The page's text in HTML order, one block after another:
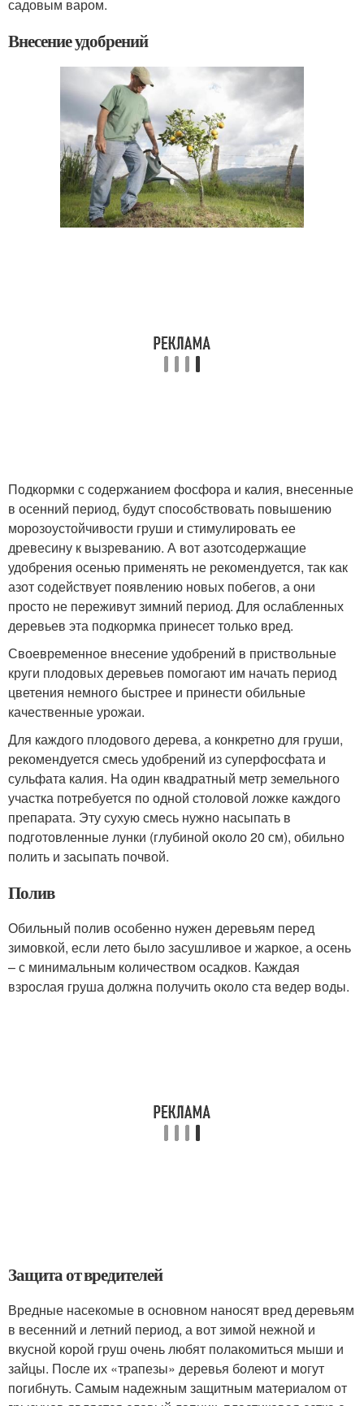
садовым варом.
Внесение удобрений
Подкормки с содержанием фосфора и калия, внесенные
в осенний период, будут способствовать повышению
морозоустойчивости груши и стимулировать ее
древесину к вызреванию. А вот азотсодержащие
удобрения осенью применять не рекомендуется, так как
азот содействует появлению новых побегов, а они
просто не переживут зимний период. Для ослабленных
деревьев эта подкормка принесет только вред.
Своевременное внесение удобрений в приствольные
круги плодовых деревьев помогают им начать период
цветения немного быстрее и принести обильные
качественные урожаи.
Для каждого плодового дерева, а конкретно для груши,
рекомендуется смесь удобрений из суперфосфата и
сульфата калия. На один квадратный метр земельного
участка потребуется по одной столовой ложке каждого
препарата. Эту сухую смесь нужно насыпать в
подготовленные лунки (глубиной около 20 см), обильно
полить и засыпать почвой.
Полив
Обильный полив особенно нужен деревьям перед
зимовкой, если лето было засушливое и жаркое, а осень
– с минимальным количеством осадков. Каждая
взрослая груша должна получить около ста ведер воды.
Защита от вредителей
Вредные насекомые в основном наносят вред деревьям
в весенний и летний период, а вот зимой нежной и
вкусной корой груш очень любят полакомиться мыши и
зайцы. После их «трапезы» деревья болеют и могут
погибнуть. Самым надежным защитным материалом от